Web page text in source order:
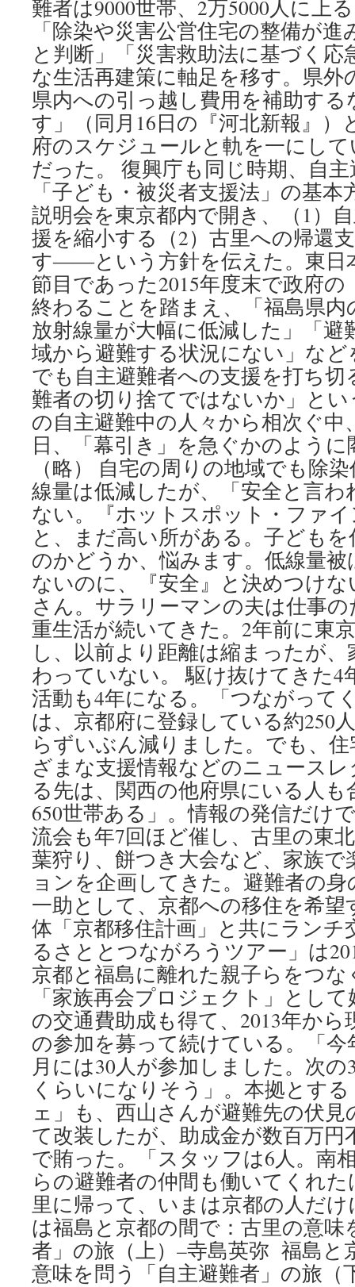
難者は9000世帯、2万5000人に上
「除染や災害公営住宅の整備が
と判断」「災害救助法に基づく
な生活再建策に軸足を移す。県外
県内への引っ越し費用を補助す
す」（同月16日の『河北新報』）
府のスケジュールと軌を一にし
だった。 復興庁も同じ時期、自
「子ども・被災者支援法」の基
説明会を東京都内で開き、（1）
援を縮小する（2）古里への帰還
す――という方針を伝えた。東日
節目であった2015年度末で政府
終わることを踏まえ、「福島県
放射線量が大幅に低減した」「避
域から避難する状況にない」な
でも自主避難者への支援を打ち
難者の切り捨てではないか」と
の自主避難中の人々から相次ぐ中
日、「幕引き」を急ぐかのよう
（略） 自宅の周りの地域でも除
線量は低減したが、「安全と言
ない。『ホットスポット・ファ
と、まだ高い所がある。子ども
のかどうか、悩みます。低線量
ないのに、『安全』と決めつけ
さん。サラリーマンの夫は仕事
重生活が続いてきた。2年前に東
し、以前より距離は縮まったが
わっていない。 駆け抜けてきた4
活動も4年になる。「つながって
は、京都府に登録している約250
らずいぶん減りました。でも、
ざまな支援情報などのニュース
る先は、関西の他府県にいる人
650世帯ある」。情報の発信だけ
流会も年7回ほど催し、古里の東
葉狩り、餅つき大会など、家族
ョンを企画してきた。避難者の
一助として、京都への移住を希
体「京都移住計画」と共にランチ
るさととつながろうツアー」は
京都と福島に離れた親子らをつ
「家族再会プロジェクト」とし
の交通費助成も得て、2013年か
の参加を募って続けている。「今
月には30人が参加しました。次
くらいになりそう」。本拠とす
ェ」も、西山さんが避難先の伏
て改装したが、助成金が数百万円
で賄った。「スタッフは6人。南
らの避難者の仲間も働いてくれ
里に帰って、いまは京都の人だ
は福島と京都の間で：古里の意味
者」の旅（上）–寺島英弥 福島と
意味を問う「自主避難者」の旅（